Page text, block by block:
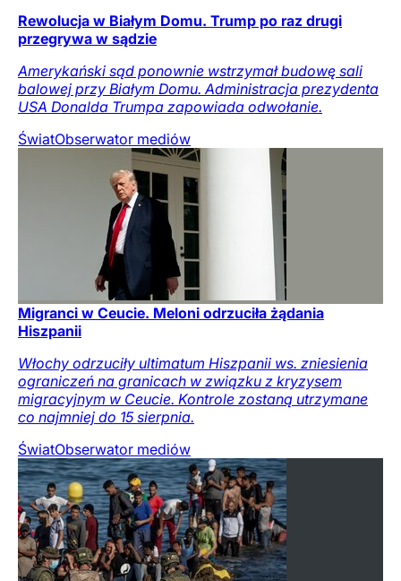
Rewolucja w Białym Domu. Trump po raz drugi
przegrywa w sądzie
Amerykański sąd ponownie wstrzymał budowę sali
balowej przy Białym Domu. Administracja prezydenta
USA Donalda Trumpa zapowiada odwołanie.
ŚwiatObserwator mediów
Migranci w Ceucie. Meloni odrzuciła żądania
Hiszpanii
Włochy odrzuciły ultimatum Hiszpanii ws. zniesienia
ograniczeń na granicach w związku z kryzysem
migracyjnym w Ceucie. Kontrole zostaną utrzymane
co najmniej do 15 sierpnia.
ŚwiatObserwator mediów